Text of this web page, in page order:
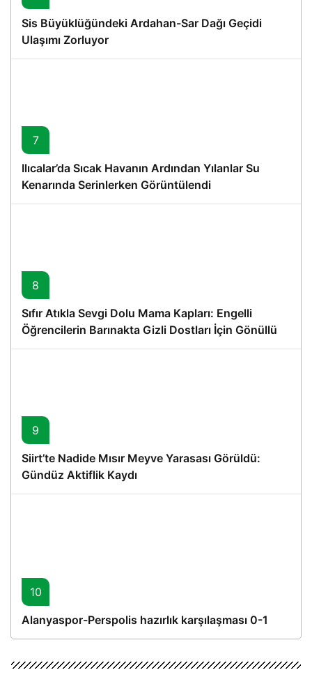
Sis Büyüklüğündeki Ardahan-Sar Dağı Geçidi
Ulaşımı Zorluyor
7
Ilıcalar’da Sıcak Havanın Ardından Yılanlar Su
Kenarında Serinlerken Görüntülendi
8
Sıfır Atıkla Sevgi Dolu Mama Kapları: Engelli
Öğrencilerin Barınakta Gizli Dostları İçin Gönüllü
Proje
9
Siirt’te Nadide Mısır Meyve Yarasası Görüldü:
Gündüz Aktiflik Kaydı
10
Alanyaspor-Perspolis hazırlık karşılaşması 0-1